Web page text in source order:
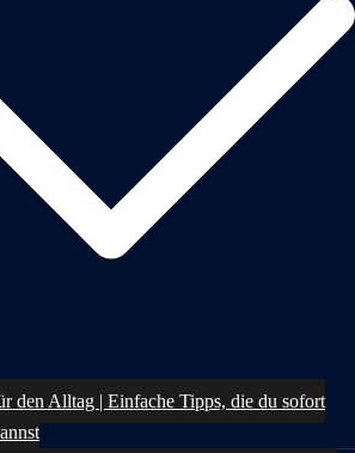
den Alltag | Einfache Tipps, die du sofort